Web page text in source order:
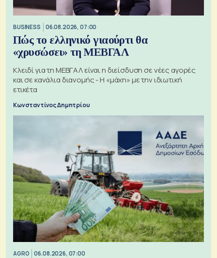
BUSINESS 06.08.2026, 07:00
Πώς το ελληνικό γιαούρτι θα
«χρυσώσει» τη ΜΕΒΓΑΛ
Κλειδί για τη ΜΕΒΓΑΛ είναι η διείσδυση σε νέες αγορές
και σε κανάλια διανομής - Η «μάχη» με την ιδιωτική
ετικέτα
Κωνσταντίνος Δημητρίου
AGRO 06.08.2026, 07:00